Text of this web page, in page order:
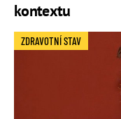
kontextu
ZDRAVOTNÍ STAV